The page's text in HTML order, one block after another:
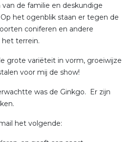
de familie en deskundige
het ogenblik staan er tegen de
coniferen en andere
terrein.
grote variëteit in vorm, groeiwijze
voor mij de show!
was de Ginkgo. Er zijn
het volgende: